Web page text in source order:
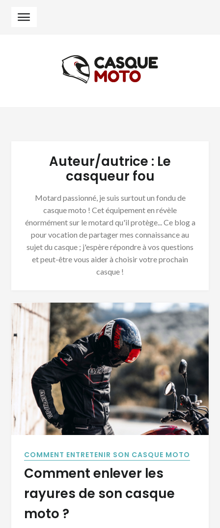
Auteur/autrice : Le
casqueur fou
Motard passionné, je suis surtout un fondu de
casque moto ! Cet équipement en révèle
énormément sur le motard qu'il protège... Ce blog a
pour vocation de partager mes connaissance au
sujet du casque ; j'espère répondre à vos questions
et peut-être vous aider à choisir votre prochain
casque !
COMMENT ENTRETENIR SON CASQUE MOTO
Comment enlever les
rayures de son casque
moto ?